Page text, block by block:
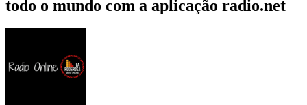
todo o mundo com a aplicação radio.net